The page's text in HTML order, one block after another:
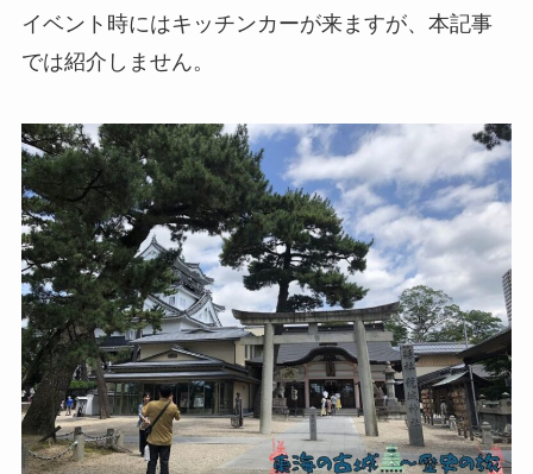
イベント時にはキッチンカーが来ますが、本記事
では紹介しません。